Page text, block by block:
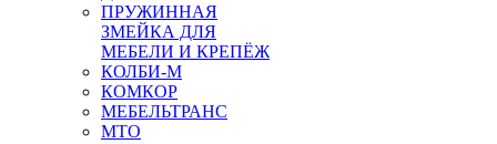
ПРУЖИННАЯ
ЗМЕЙКА ДЛЯ
МЕБЕЛИ И КРЕПЁЖ
КОЛБИ-М
КОМКОР
МЕБЕЛЬТРАНС
MTO